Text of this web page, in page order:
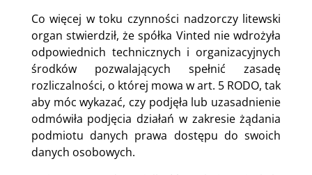
Co więcej w toku czynności nadzorczy litewski
organ stwierdził, że spółka Vinted nie wdrożyła
odpowiednich technicznych i organizacyjnych
środków pozwalających spełnić zasadę
rozliczalności, o której mowa w art. 5 RODO, tak
aby móc wykazać, czy podjęła lub uzasadnienie
odmówiła podjęcia działań w zakresie żądania
podmiotu danych prawa dostępu do swoich
danych osobowych.